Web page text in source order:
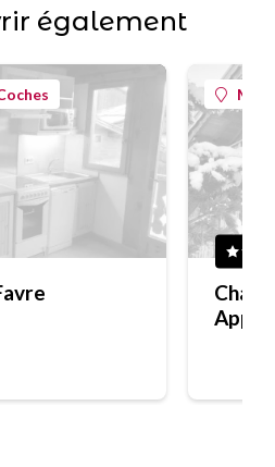
également